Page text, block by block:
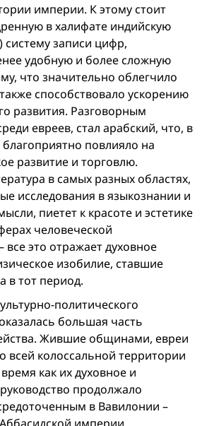
империи. К этому стоит
в халифате индийскую
записи цифр,
удобную и более сложную
что значительно облегчило
способствовало ускорению
развития. Разговорным
евреев, стал арабский, что, в
повлияло на
развитие и торговлю.
в самых разных областях,
исследования в языкознании и
пиетет к красоте и эстетике
человеческой
все это отражает духовное
изобилие, ставшие
в тот период.
политического
большая часть
Жившие общинами, евреи
всей колоссальной территории
как их духовное и
продолжало
в Вавилонии –